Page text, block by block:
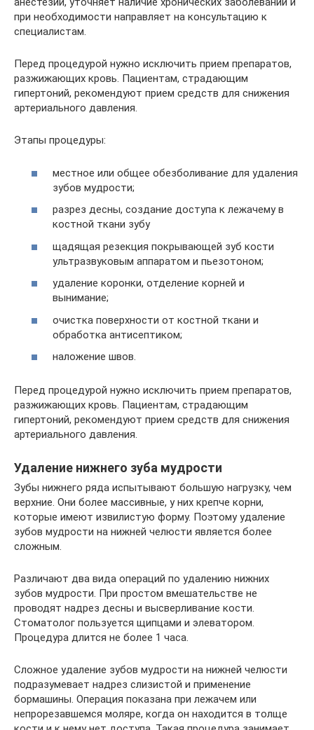
при необходимости направляет на консультацию к
специалистам.
Перед процедурой нужно исключить прием препаратов,
разжижающих кровь. Пациентам, страдающим
гипертоний, рекомендуют прием средств для снижения
артериального давления.
Этапы процедуры:
местное или общее обезболивание для удаления
зубов мудрости;
разрез десны, создание доступа к лежачему в
костной ткани зубу
щадящая резекция покрывающей зуб кости
ультразвуковым аппаратом и пьезотоном;
удаление коронки, отделение корней и
вынимание;
очистка поверхности от костной ткани и
обработка антисептиком;
наложение швов.
Перед процедурой нужно исключить прием препаратов,
разжижающих кровь. Пациентам, страдающим
гипертоний, рекомендуют прием средств для снижения
артериального давления.
Удаление нижнего зуба мудрости
Зубы нижнего ряда испытывают большую нагрузку, чем
верхние. Они более массивные, у них крепче корни,
которые имеют извилистую форму. Поэтому удаление
зубов мудрости на нижней челюсти является более
сложным.
Различают два вида операций по удалению нижних
зубов мудрости. При простом вмешательстве не
проводят надрез десны и высверливание кости.
Стоматолог пользуется щипцами и элеватором.
Процедура длится не более 1 часа.
Сложное удаление зубов мудрости на нижней челюсти
подразумевает надрез слизистой и применение
бормашины. Операция показана при лежачем или
непрорезавшемся моляре, когда он находится в толще